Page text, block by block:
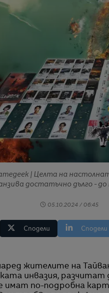
| Целта на
достатъчно дълго -
05.10.2024 / 06:45
Сподели Сподели
инвазия,
имат по-подробна